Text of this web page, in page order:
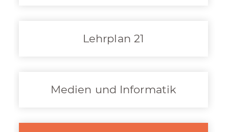
Lehrplan 21
Medien und Informatik